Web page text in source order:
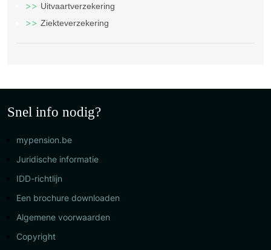
Uitvaartverzekering
Ziekteverzekering
Snel info nodig?
mypension.be
Juridische informatie
IDD-richtlijn
Een brochure downloaden
Algemene voorwaarden
Copyright